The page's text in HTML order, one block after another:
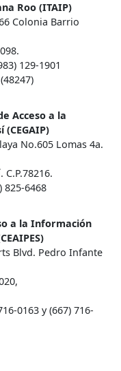
Roo (ITAIP)
Colonia Barrio
129-1901
Acceso a la
No.605 Lomas 4a.
825-6468
a la Información
Blvd. Pedro Infante
0163 y (667) 716-